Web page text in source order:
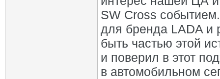
SW Cross
для бренда LADA и
быть частью этой
и поверил в этот
в автомобильном